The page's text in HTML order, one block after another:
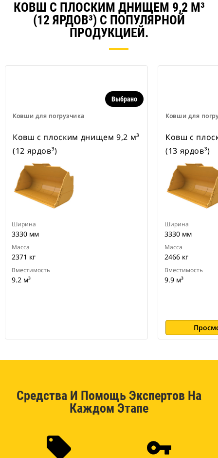
КОВШ С ПЛОСКИМ ДНИЩЕМ 9,2 М³
(12 ЯРДОВ³) С ПОПУЛЯРНОЙ
ПРОДУКЦИЕЙ.
Ковши для погрузчика
Выбрано
Ковш с плоским днищем 9,2 м³
(12 ярдов³)
Ширина
3330 мм
Масса
2371 кг
Вместимость
9.2 м³
Ковши для
Ковш с
(13 ярдов³)
Ширина
3330 мм
Масса
2466 кг
Вместимость
9.9 м³
Средства И Помощь Экспертов На
Каждом Этапе